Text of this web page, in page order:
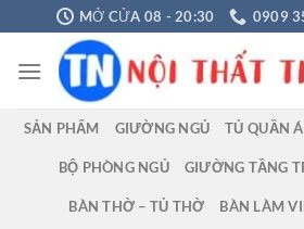
Chuyển
đến
nội
MỞ CỬA 08 - 20:30 0909
SẢN PHẨM GIƯỜNG NGỦ TỦ QUẦN
BỘ PHÒNG NGỦ GIƯỜNG TẦNG
BÀN THỜ – TỦ THỜ BÀN LÀM